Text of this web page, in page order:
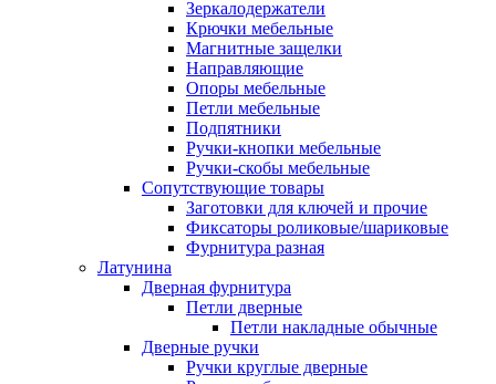
Зеркалодержатели
Крючки мебельные
Магнитные защелки
Направляющие
Опоры мебельные
Петли мебельные
Подпятники
Ручки-кнопки мебельные
Ручки-скобы мебельные
Сопутствующие товары
Заготовки для ключей и прочие
Фиксаторы роликовые/шариковые
Фурнитура разная
Латунина
Дверная фурнитура
Петли дверные
Петли накладные обычные
Дверные ручки
Ручки круглые дверные